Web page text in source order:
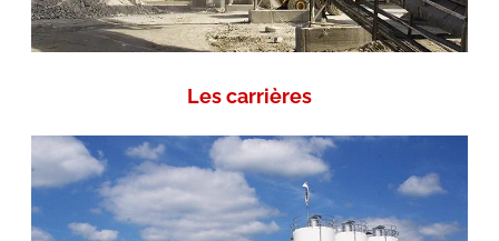
Les carrières